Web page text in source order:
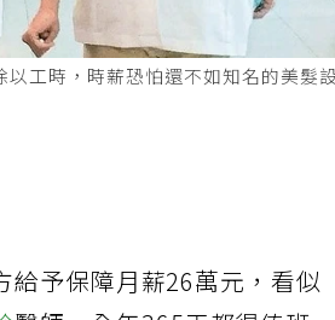
工時，時薪恐怕還不如知名的美髮設
給予保障月薪26萬元，看似